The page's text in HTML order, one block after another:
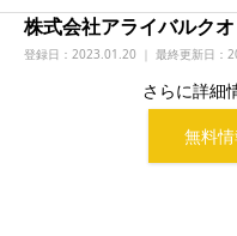
株式会社アライバルク
登録日： 2023.01.20 ｜ 最終更新日：
さらに詳細
無料